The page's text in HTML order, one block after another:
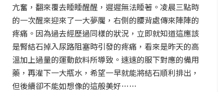
亢奮，翻來覆去睡睡醒醒，遲遲無法睡著。凌晨三點時
的一次醒來迎來了一大夢魘，右側的腰背處傳來陣陣的
疼痛。因為過去經歷過同樣的狀況，立即就知道這應該
是腎結石掉入尿路阻塞時引發的疼痛，看來是昨天的高
溫加上過量的運動飲料所導致。速速的服下對應的備用
藥，再灌下一大瓶水，希望一早就能將結石順利排出，
但後續卻不能如想像的這般美好……